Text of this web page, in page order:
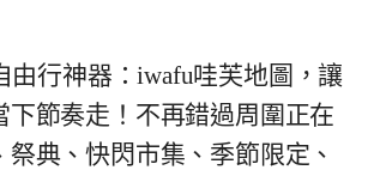
由行神器：iwafu哇芙地圖，讓
下節奏走！不再錯過周圍正在
祭典、快閃市集、季節限定、